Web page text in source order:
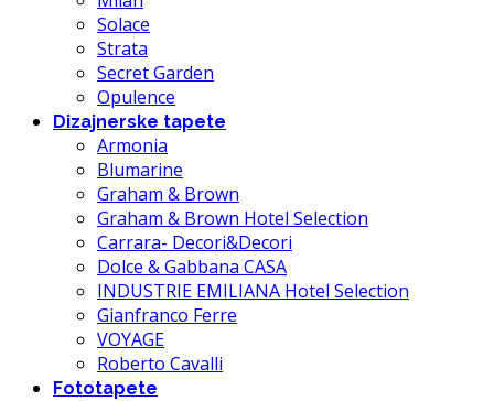
Solace
Strata
Secret Garden
Opulence
Dizajnerske tapete
Armonia
Blumarine
Graham & Brown
Graham & Brown Hotel Selection
Carrara- Decori&Decori
Dolce & Gabbana CASA
INDUSTRIE EMILIANA Hotel Selection
Gianfranco Ferre
VOYAGE
Roberto Cavalli
Fototapete